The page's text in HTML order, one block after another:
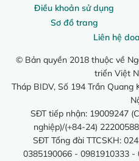
Điều khoản sử dụng
Sơ đồ trang
Liên hệ
© Bản quyền 2018 thuộc về
triển Việt
Tháp BIDV, Số 194 Trần Quang
SĐT tiếp nhận: 19009247
nghiệp)/(+84-24)
SĐT Tổng đài TTCSKH:
0385190066 - 0981910333